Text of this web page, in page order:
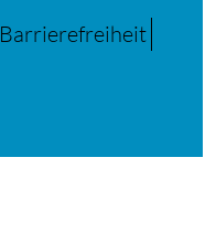
Barrierefreiheit